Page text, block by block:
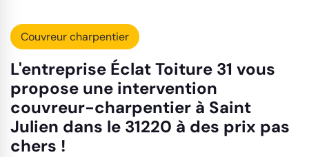
Couvreur charpentier
L'entreprise Éclat Toiture 31 vous
propose une intervention
couvreur-charpentier à Saint
Julien dans le 31220 à des prix pas
chers !